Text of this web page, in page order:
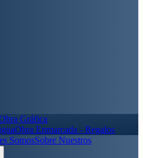
Gráfica
Obra Enmarcada - Regalos
SomosSobre Nuestros